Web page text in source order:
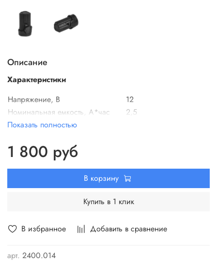
В избранное Добавить в сравнение
арт. 2400.014
Описание
Характеристики
Напряжение, В
12
Номинальная емкость, А*час
2,5
Габаритные размеры, Д*Ш*В, мм
Показать полностью
1 800 руб
В корзину
Купить в 1 клик